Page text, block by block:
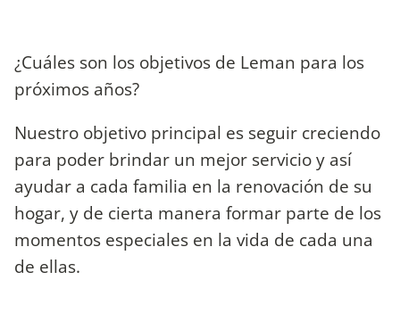
¿Cuáles son los objetivos de Leman para los
próximos años?
Nuestro objetivo principal es seguir creciendo
para poder brindar un mejor servicio y así
ayudar a cada familia en la renovación de su
hogar, y de cierta manera formar parte de los
momentos especiales en la vida de cada una
de ellas.